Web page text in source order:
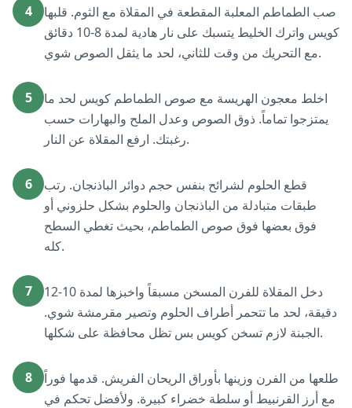
4
صب الطماطم المعلبة المقطعة في المقلاة مع الثوم. قلبها
كويس واترك الخليط يتسبك على نار هادية لمدة 8-10 دقائق
مع التحريك من وقت للثاني، لحد ما يثقل الصوص شوي.
5
اخلط معجون الهريسة مع صوص الطماطم كويس لحد ما
يمتزجوا تماماً. ذوق الصوص وعدل الملح والبهارات حسب
رغبتك. ارفع المقلاة عن النار.
6
قطع الحلوم لشرائح بنفس حجم دوائر الباذنجان. رتب
طبقات متبادلة من الباذنجان والحلوم بشكل حلزوني أو
فوق بعضها فوق صوص الطماطم، بحيث تغطي السطح
كله.
7
دخل المقلاة للفرن المسخن مسبقاً واخبزها لمدة 10-12
دقيقة، لحد ما تتحمر أطراف الحلوم وتصير مقرمشة شوي.
الجبنة لازم تسخن كويس بس تظل محافظة على شكلها.
8
طلعها من الفرن وزينها بأوراق الريحان الفريش. قدمها فوراً
مع أرز القرنبيط أو سلطة خضراء كبيرة. ولأفضل تحكم في